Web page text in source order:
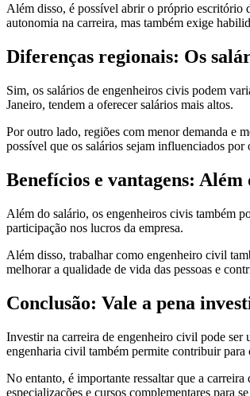
Além disso, é possível abrir o próprio escritório
autonomia na carreira, mas também exige
Diferenças regionais: Os
Sim, os salários de engenheiros civis podem
Janeiro, tendem a oferecer salários mais altos.
Por outro lado, regiões com menor demanda e
possível que os salários sejam influenciados
Benefícios e vantagens:
Além do salário, os engenheiros civis também
participação nos lucros da empresa.
Além disso, trabalhar como engenheiro civil
melhorar a qualidade de vida das pessoas e
Conclusão: Vale a pena
Investir na carreira de engenheiro civil pode ser
engenharia civil também permite contribuir
No entanto, é importante ressaltar que a
especializações e cursos complementares para